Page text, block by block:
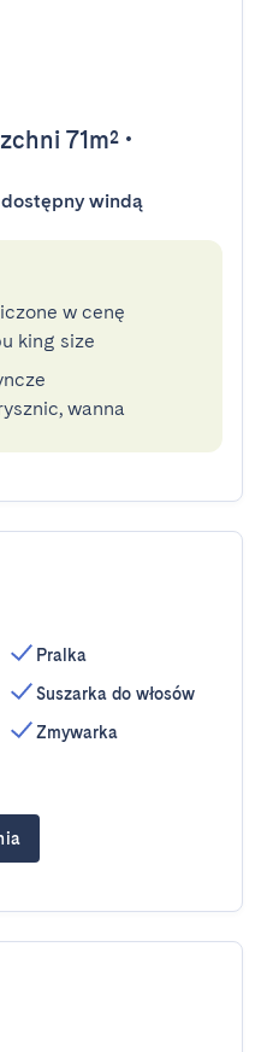
71m² •
dostępny windą
w cenę
king size
wanna
Pralka
Suszarka do włosów
Zmywarka